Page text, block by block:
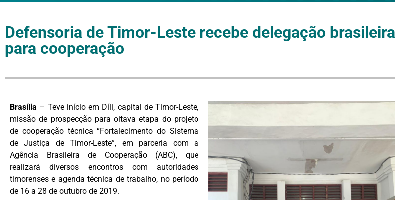
Defensoria de Timor-Leste recebe delegação brasileira
para cooperação
Brasília – Teve início em Díli, capital de Timor-Leste,
missão de prospecção para oitava etapa do projeto
de cooperação técnica “Fortalecimento do Sistema
de Justiça de Timor-Leste”, em parceria com a
Agência Brasileira de Cooperação (ABC), que
realizará diversos encontros com autoridades
timorenses e agenda técnica de trabalho, no período
de 16 a 28 de outubro de 2019.